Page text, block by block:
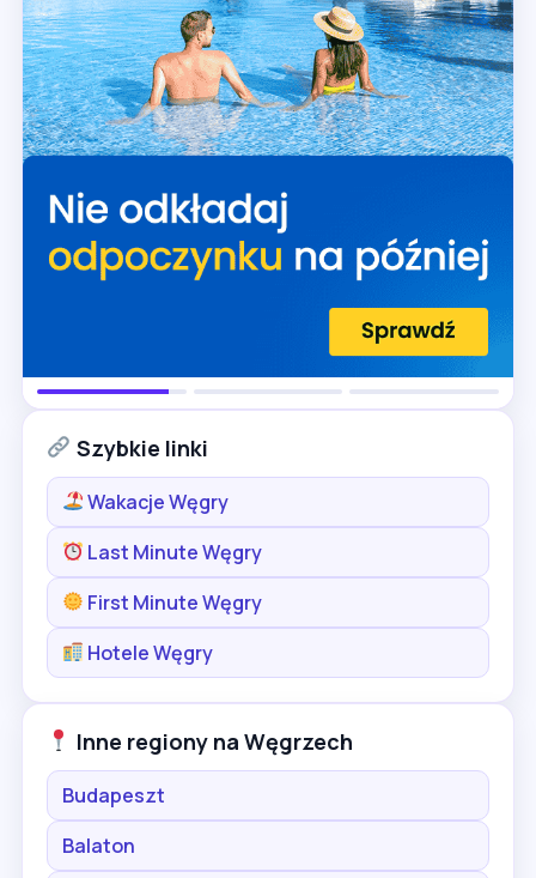
Szybkie linki
Wakacje Węgry
Last Minute Węgry
First Minute Węgry
Hotele Węgry
Inne regiony na Węgrzech
Budapeszt
Balaton